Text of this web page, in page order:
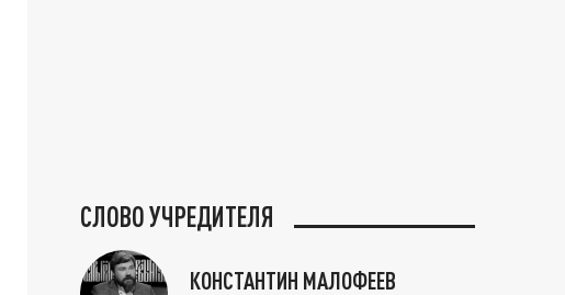
СЛОВО УЧРЕДИТЕЛЯ
КОНСТАНТИН МАЛОФЕЕВ